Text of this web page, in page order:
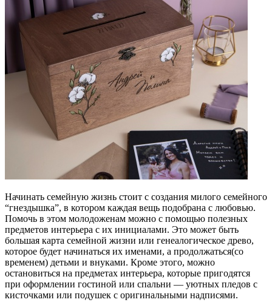
Начинать семейную жизнь стоит с создания милого семейного
“гнездышка”, в котором каждая вещь подобрана с любовью.
Помочь в этом молодоженам можно с помощью полезных
предметов интерьера с их инициалами. Это может быть
большая карта семейной жизни или генеалогическое древо,
которое будет начинаться их именами, а продолжаться(со
временем) детьми и внуками. Кроме этого, можно
остановиться на предметах интерьера, которые пригодятся
при оформлении гостиной или спальни — уютных пледов с
кисточками или подушек с оригинальными надписями.